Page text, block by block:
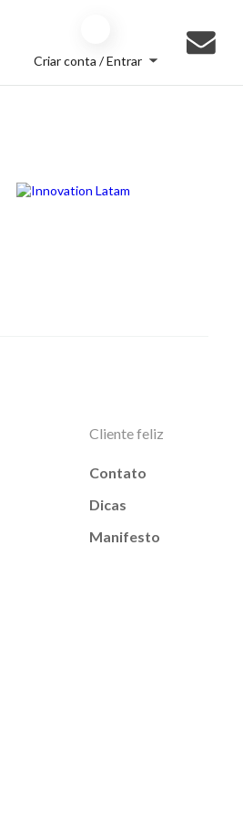
Criar conta / Entrar
Cliente feliz
Contato
Dicas
Manifesto